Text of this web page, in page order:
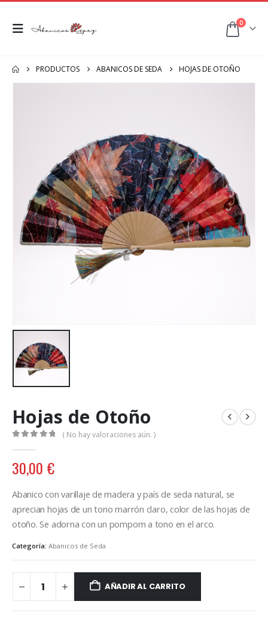
0
PRODUCTOS ABANICOS DE SEDA HOJAS DE OTOÑO
Hojas de Otoño
( No hay valoraciones aún. )
30,00 €
Abanico con varillaje de madera y país de seda natural, se
aprecian hojas de un tono marrón claro, color de las hojas de
otoño. Se adorna con un pompom a tono en el arco.
Categoría: Abanicos de Seda
AÑADIR AL CARRITO